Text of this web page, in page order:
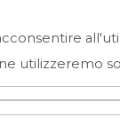
utilizzeremo